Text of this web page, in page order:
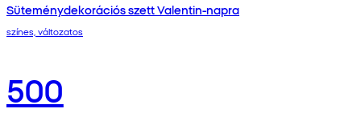
Süteménydekorációs szett Valentin-napra
színes, változatos
500